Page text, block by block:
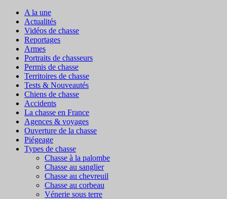
A la une
Actualités
Vidéos de chasse
Reportages
Armes
Portraits de chasseurs
Permis de chasse
Territoires de chasse
Tests & Nouveautés
Chiens de chasse
Accidents
La chasse en France
Agences & voyages
Ouverture de la chasse
Piégeage
Types de chasse
Chasse à la palombe
Chasse au sanglier
Chasse au chevreuil
Chasse au corbeau
Vénerie sous terre